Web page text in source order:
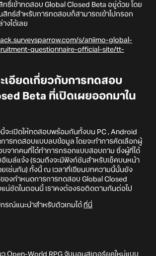
ทธิ์เข้าทดสอบ Global Closed Beta อยู่ด้วย โดย
สิทธ์สำหรับการทดสอบก็สามารถเข้าไปกรอก
งได้เลย
s/aniimo-global-
questionnaire-official-site/tt-
เอียดเกี่ยวกับการทดสอบ
Beta ที่เปิดเผยออกมาใน
จะเปิดให้ทดสอบพร้อมกันทั้งบน PC , Android
นการทดสอบแบบลบข้อมูล โดยจะทำการคัดเลือกผู้
บจากคนที่ได้ทำการกรอกแบบสอบถาม ซึ่งผู้ที่ได้
อีเมล์แจ้ง (รวมถึงจะมีฟังก์ชันสำหรับเช็คบนหน้า
ยเช่นกัน) ทั้งนี้ ณ เวลาที่เขียนบทความนี้นั้นยัง
ของกำหนดการการทดสอบ Global Closed
แน่ชัดในตอนนี้ เราคงต้องรอติดตามกันต่อไป
รณ์แนะนำสำหรับตัวเกมได้ ที่นี่
ว Open-World RPG จับมอนสเตอร์ยุคใหม่แบบ